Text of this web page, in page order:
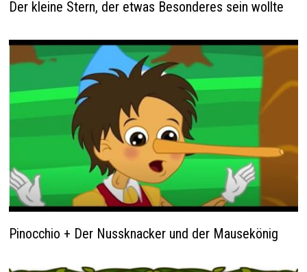
Der kleine Stern, der etwas Besonderes sein wollte
Pinocchio + Der Nussknacker und der Mausekönig